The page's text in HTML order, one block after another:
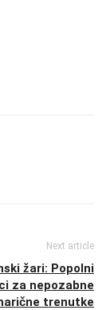
Next article
žari: Popolni
za nepozabne
trenutke